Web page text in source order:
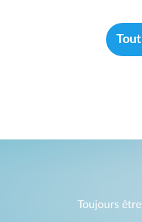
Toujours